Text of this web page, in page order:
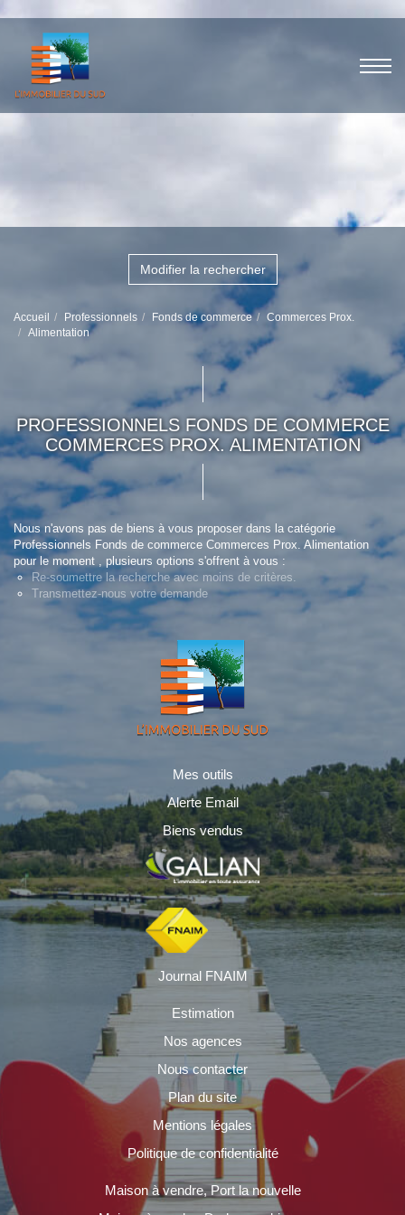
Modifier la rechercher
Accueil Professionnels Fonds de commerce
Commerces Prox.
Alimentation
PROFESSIONNELS FONDS DE COMMERCE
COMMERCES PROX. ALIMENTATION
Nous n'avons pas de biens à vous proposer dans la catégorie
Professionnels Fonds de commerce Commerces Prox. Alimentation
pour le moment , plusieurs options s'offrent à vous :
Re-soumettre la recherche avec moins de critères.
Transmettez-nous votre demande
Mes outils
Alerte Email
Biens vendus
Journal FNAIM
Estimation
Nos agences
Nous contacter
Plan du site
Mentions légales
Politique de confidentialité
Maison à vendre, Port la nouvelle